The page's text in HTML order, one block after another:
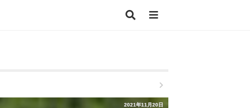
2021年11月20日